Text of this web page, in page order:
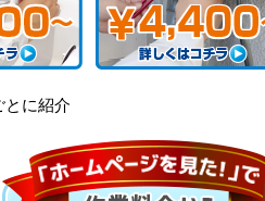
とに紹介